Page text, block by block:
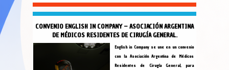
CONVENIO ENGLISH IN COMPANY – ASOCIACIÓN ARGENTINA
DE MÉDICOS RESIDENTES DE CIRUGÍA GENERAL.
English in Company se une en un convenio
con la Asociación Argentina de Médicos
Residentes de Cirugía General, para